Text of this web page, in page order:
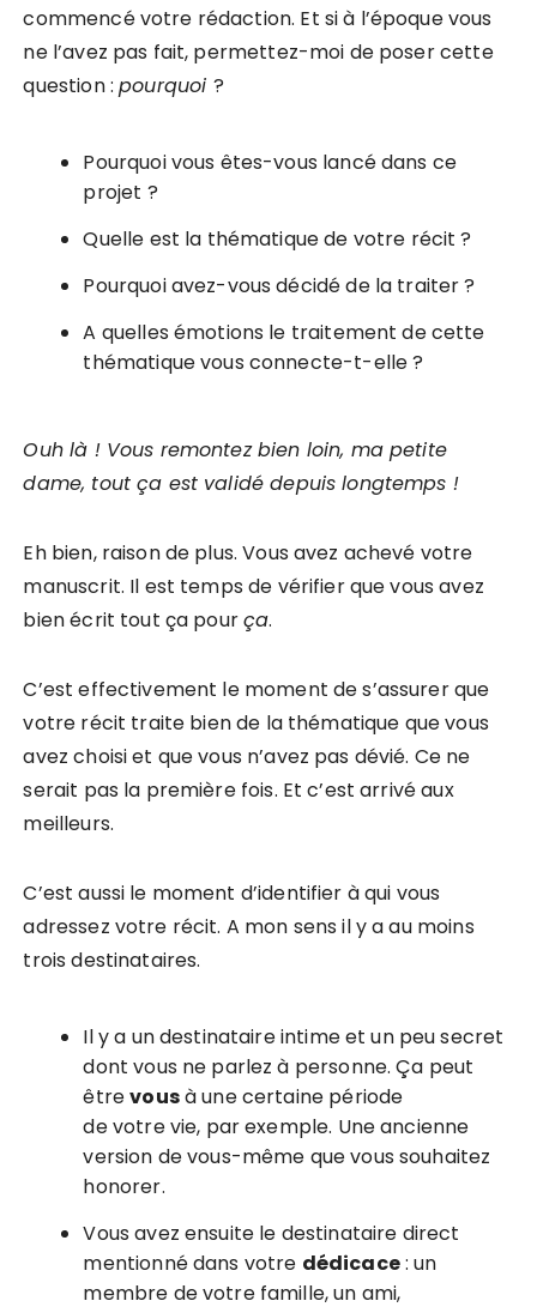
commencé votre rédaction. Et si à l’époque vous
ne l’avez pas fait, permettez-moi de poser cette
question :pourquoi ?
Pourquoi vous êtes-vous lancé dans ce
projet ?
Quelle est la thématique de votre récit ?
Pourquoi avez-vous décidé de la traiter ?
A quelles émotions le traitement de cette
thématique vous connecte-t-elle ?
Ouh là ! Vous remontez bien loin, ma petite
dame, tout ça est validé depuis longtemps !
Eh bien, raison de plus. Vous avez achevé votre
manuscrit. Il est temps de vérifier que vous avez
bien écrit tout ça pourça.
C’est effectivement le moment de s’assurer que
votre récit traite bien de la thématique que vous
avez choisi et que vous n’avez pas dévié. Ce ne
serait pas la première fois. Et c’est arrivé aux
meilleurs.
C’est aussi le moment d’identifier à qui vous
adressez votre récit. A mon sens il y a au moins
trois destinataires.
Il y a un destinataire intime et un peu secret
dont vous ne parlez à personne. Ça peut
êtrevousà une certaine période
de votre vie, par exemple. Une ancienne
version de vous-même que vous souhaitez
honorer.
Vous avez ensuite le destinataire direct
mentionné dans votre dédicace: un
membre de votre famille, un ami,